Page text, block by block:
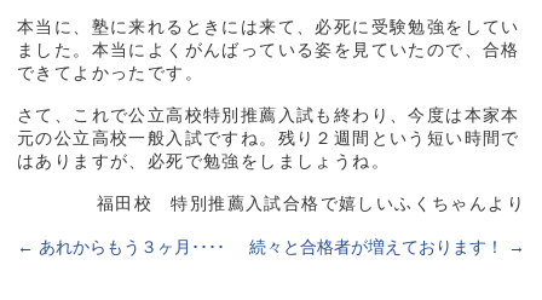
本当に、塾に来れるときには来て、必死に受験勉強をしてい
ました。本当によくがんばっている姿を見ていたので、合格
できてよかったです。
さて、これで公立高校特別推薦入試も終わり、今度は本家本
元の公立高校一般入試ですね。残り２週間という短い時間で
はありますが、必死で勉強をしましょうね。
福田校 特別推薦入試合格で嬉しいふくちゃんより
← あれからもう３ヶ月････ 続々と合格者が増えております！ →